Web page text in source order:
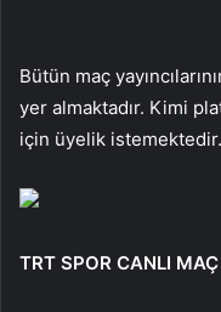
Bütün maç
yer almaktadır. Kimi
için üyelik istemektedir.
TRT SPOR CANLI